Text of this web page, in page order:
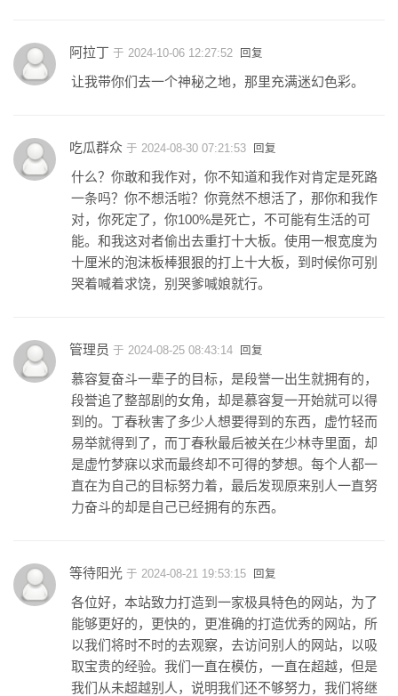
阿拉丁 于 2024-10-06 12:27:52 回复
让我带你们去一个神秘之地，那里充满迷幻色彩。
吃瓜群众 于 2024-08-30 07:21:53 回复
什么？你敢和我作对，你不知道和我作对肯定是死路
一条吗？你不想活啦？你竟然不想活了，那你和我作
对，你死定了，你100%是死亡，不可能有生活的可
能。和我这对者偷出去重打十大板。使用一根宽度为
十厘米的泡沫板棒狠狠的打上十大板，到时候你可别
哭着喊着求饶，别哭爹喊娘就行。
管理员 于 2024-08-25 08:43:14 回复
慕容复奋斗一辈子的目标，是段誉一出生就拥有的，
段誉追了整部剧的女角，却是慕容复一开始就可以得
到的。丁春秋害了多少人想要得到的东西，虚竹轻而
易举就得到了，而丁春秋最后被关在少林寺里面，却
是虚竹梦寐以求而最终却不可得的梦想。每个人都一
直在为自己的目标努力着，最后发现原来别人一直努
力奋斗的却是自己已经拥有的东西。
等待阳光 于 2024-08-21 19:53:15 回复
各位好，本站致力打造到一家极具特色的网站，为了
能够更好的，更快的，更准确的打造优秀的网站，所
以我们将时不时的去观察，去访问别人的网站，以吸
取宝贵的经验。我们一直在模仿，一直在超越，但是
我们从未超越别人，说明我们还不够努力，我们将继